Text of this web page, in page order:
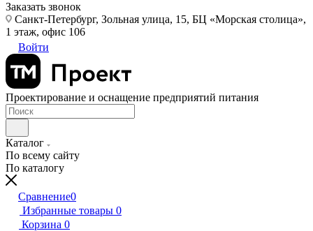
Заказать звонок
Санкт-Петербург, Зольная улица, 15, БЦ «Морская столица»,
1 этаж, офис 106
Войти
Проектирование и оснащение предприятий питания
Каталог
По всему сайту
По каталогу
Сравнение0
Избранные товары 0
Корзина 0